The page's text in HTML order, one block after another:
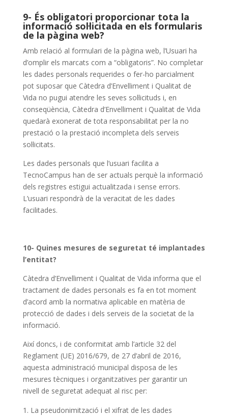
9- És obligatori proporcionar tota la
informació sol·licitada en els formularis
de la pàgina web?
Amb relació al formulari de la pàgina web, l’Usuari ha
d’omplir els marcats com a “obligatoris”. No completar
les dades personals requerides o fer-ho parcialment
pot suposar que Càtedra d’Envelliment i Qualitat de
Vida no pugui atendre les seves sol·licituds i, en
conseqüència, Càtedra d’Envelliment i Qualitat de Vida
quedarà exonerat de tota responsabilitat per la no
prestació o la prestació incompleta dels serveis
sol·licitats.
Les dades personals que l’usuari facilita a
TecnoCampus han de ser actuals perquè la informació
dels registres estigui actualitzada i sense errors.
L’usuari respondrà de la veracitat de les dades
facilitades.
10- Quines mesures de seguretat té implantades
l’entitat?
Càtedra d’Envelliment i Qualitat de Vida informa que el
tractament de dades personals es fa en tot moment
d’acord amb la normativa aplicable en matèria de
protecció de dades i dels serveis de la societat de la
informació.
Així doncs, i de conformitat amb l’article 32 del
Reglament (UE) 2016/679, de 27 d’abril de 2016,
aquesta administració municipal disposa de les
mesures tècniques i organitzatives per garantir un
nivell de seguretat adequat al risc per:
La pseudonimització i el xifrat de les dades